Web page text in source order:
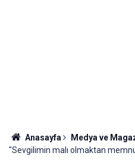
Anasayfa Medya ve
"Sevgilimin malı olmaktan